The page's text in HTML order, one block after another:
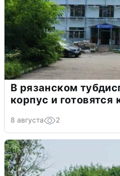
В рязанском
корпус и готовятся
8 августа 2